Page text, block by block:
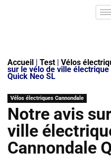
Accueil | Test | Vélos
sur le vélo de ville
Quick Neo SL
Vélos électriques Cannondale
Notre avis
ville
Cannondale